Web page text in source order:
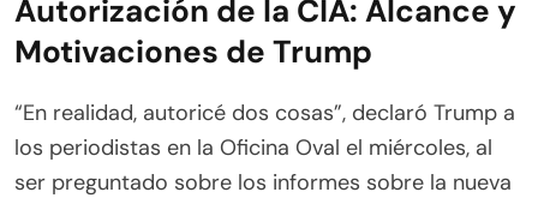
Autorización de la CIA: Alcance y
Motivaciones de Trump
“En realidad, autoricé dos cosas”, declaró Trump a
los periodistas en la Oficina Oval el miércoles, al
ser preguntado sobre los informes sobre la nueva